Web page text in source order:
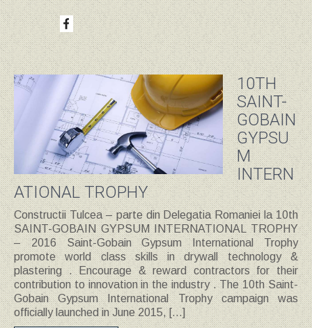
10TH
SAINT-
GOBAIN
GYPSU
M
INTERN
ATIONAL TROPHY
Constructii Tulcea – parte din Delegatia Romaniei la 10th
SAINT-GOBAIN GYPSUM INTERNATIONAL TROPHY
– 2016 Saint-Gobain Gypsum International Trophy
promote world class skills in drywall technology &
plastering . Encourage & reward contractors for their
contribution to innovation in the industry . The 10th Saint-
Gobain Gypsum International Trophy campaign was
officially launched in June 2015, […]